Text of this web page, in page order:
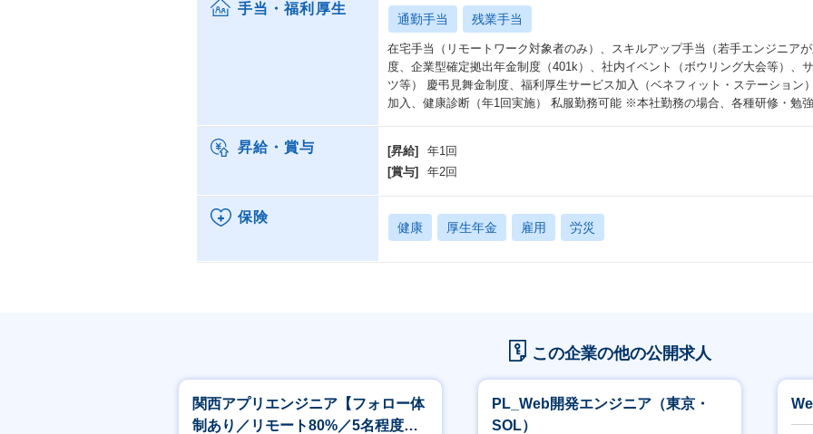
手当・福利厚生
通勤手当 残業手当
在宅手当（リモートワーク対象者のみ）、スキルアップ手当（若手エンジニア
度、企業型確定拠出年金制度（401k）、社内イベント（ボウリング大会等）、
ツ等） 慶弔見舞金制度、福利厚生サービス加入（ベネフィット・ステーション
加入、健康診断（年1回実施） 私服勤務可能 ※本社勤務の場合、各種研修・勉
昇給・賞与 [昇給]
年1回
[賞与]
年2回
保険
健康 厚生年金 雇用 労災
この企業の他の公開求人
関西アプリエンジニア【フォロー体
制あり／リモート80%／5名程度の
PL_Web開発エンジニア（東京・
SOL）